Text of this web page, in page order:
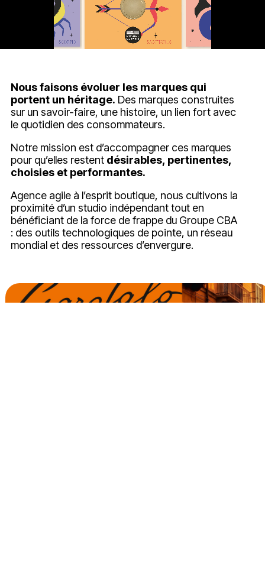
Nous faisons évoluer les marques qui
portent un héritage. Des marques construites
sur un savoir-faire, une histoire, un lien fort avec
le quotidien des consommateurs.
Notre mission est d’accompagner ces marques
pour qu’elles restent désirables, pertinentes,
choisies et performantes.
Agence agile à l’esprit boutique, nous cultivons la
proximité d’un studio indépendant tout en
bénéficiant de la force de frappe du Groupe CBA
: des outils technologiques de pointe, un réseau
mondial et des ressources d’envergure.